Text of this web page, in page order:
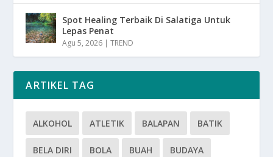
Spot Healing Terbaik Di Salatiga Untuk
Lepas Penat
Agu 5, 2026 |TREND
ARTIKEL TAG
ALKOHOL ATLETIK BALAPAN BATIK
BELA DIRI BOLA BUAH BUDAYA